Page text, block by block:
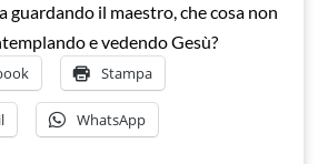
guardando il maestro, che cosa non
e vedendo Gesù?
Stampa
WhatsApp